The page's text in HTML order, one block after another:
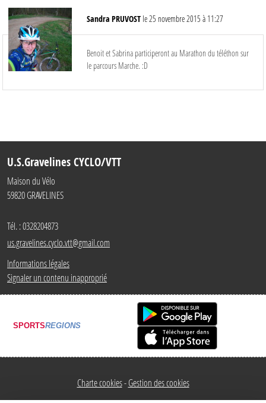
Sandra PRUVOST le 25 novembre 2015 à 11:27
Benoit et Sabrina participeront au Marathon du téléthon sur
le parcours Marche. :D
U.S.Gravelines CYCLO/VTT
Maison du Vélo
59820GRAVELINES
Tél. :0328204873
us.gravelines.cyclo.vtt@gmail.com
Informations légales
Signaler un contenu inapproprié
SPORTSREGIONS
Charte cookies Gestion des cookies